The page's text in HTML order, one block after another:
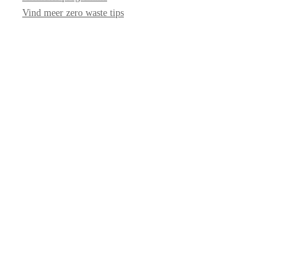
Vind meer zero waste tips